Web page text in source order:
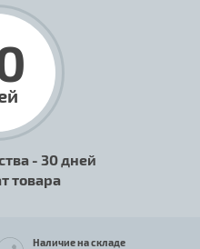
- 30 дней
товара
Наличие на складе